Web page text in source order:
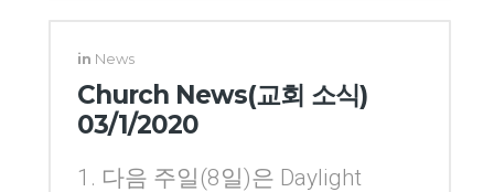
in News
Church News(교회 소식)
03/1/2020
1. 다음 주일(8일)은 Daylight